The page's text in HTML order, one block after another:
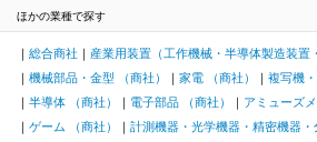
ほかの業種で探す
総合商社
産業用装置（工作機械・半導体製造装置
機械部品・金型 （商社）
家電 （商社）
複写機
半導体 （商社）
電子部品 （商社）
アミューズ
ゲーム （商社）
計測機器・光学機器・精密機器・